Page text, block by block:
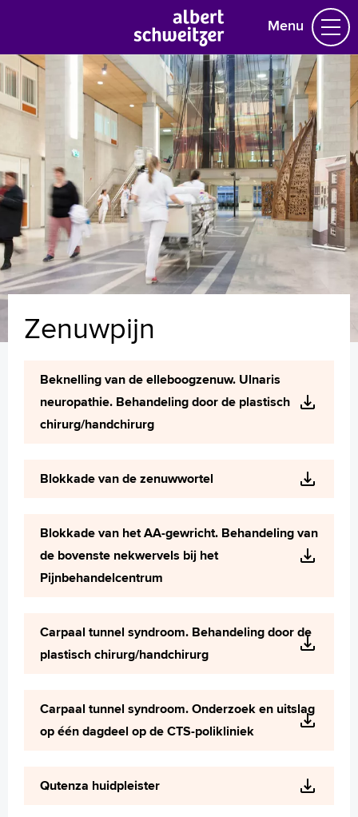
Menu
Homepage
Praktische informatie
Specialismen
Werken en leren
Medewerkers
Contact
MijnASz
Verwijzers
Tekstgrootte A
Voorleesfunctie
Polski
Türkçe
Arabisch
Zenuwpijn
Beknelling van de elleboogzenuw. Ulnaris
neuropathie. Behandeling door de plastisch
chirurg/handchirurg
Blokkade van de zenuwwortel
Blokkade van het AA-gewricht. Behandeling van
de bovenste nekwervels bij het
Pijnbehandelcentrum
Carpaal tunnel syndroom. Behandeling door de
plastisch chirurg/handchirurg
Carpaal tunnel syndroom. Onderzoek en uitslag
op één dagdeel op de CTS-polikliniek
Qutenza huidpleister